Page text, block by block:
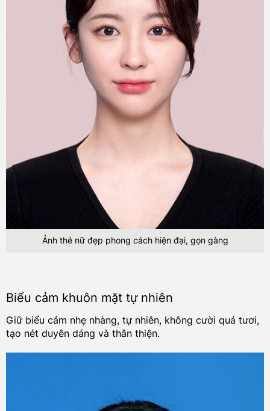
Ảnh thẻ nữ đẹp phong cách hiện đại, gọn gàng
Biểu cảm khuôn mặt tự nhiên
Giữ biểu cảm nhẹ nhàng, tự nhiên, không cười quá tươi,
tạo nét duyên dáng và thân thiện.